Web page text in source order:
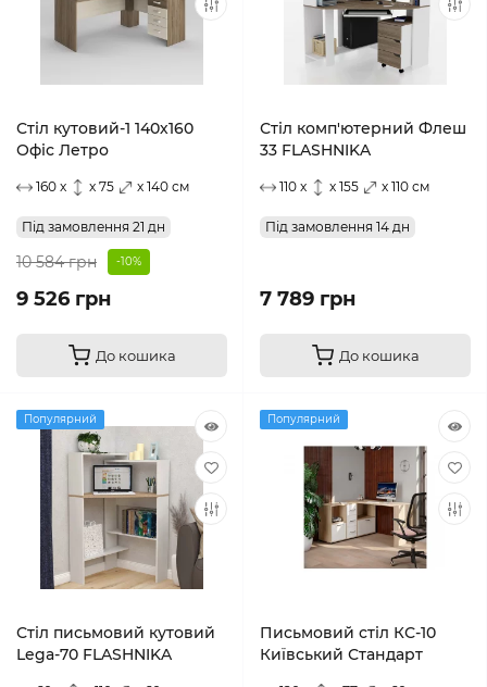
Стіл кутовий-1 140х160
Офіс Летро
160 x x 75 x 140 см
Під замовлення 21 дн
10 584 грн -10%
9 526 грн
До кошика
Стіл комп'ютерний Флеш
33 FLASHNIKA
110 x x 155 x 110 см
Під замовлення 14 дн
7 789 грн
До кошика
Популярний
Стіл письмовий кутовий
Lega-70 FLASHNIKA
Популярний
Письмовий стіл КС-10
Київський Стандарт